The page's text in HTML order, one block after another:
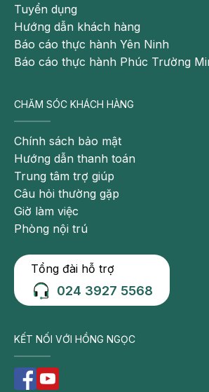
Tuyển dụng
Hướng dẫn khách hàng
Báo cáo thực hành Yên Ninh
Báo cáo thực hành Phúc Trường
CHĂM SÓC KHÁCH HÀNG
Chính sách bảo mật
Hướng dẫn thanh toán
Trung tâm trợ giúp
Câu hỏi thường gặp
Giờ làm việc
Phòng nội trú
Tổng đài hỗ trợ
024 3927 5568
KẾT NỐI VỚI HỒNG NGỌC